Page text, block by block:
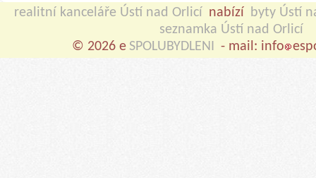
realitní kanceláře Ústí nad Orlicí nabízí byty Ústí
seznamka Ústí nad Orlicí
© 2026 e SPOLUBYDLENI - mail: info